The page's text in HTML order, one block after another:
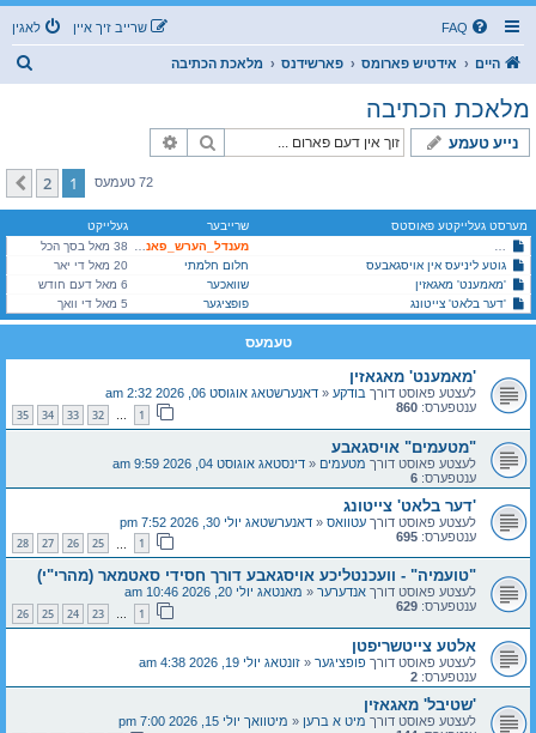
FAQ לאגין שרייב זיך איין
היים אידטיש פארומס פארשידנס מלאכת הכתיבה
מלאכת הכתיבה
נייע טעמע זוך
72 טעמעס 1
2
קומענדיגע
מערסט געלייקטע פאוסטס שרייבער
געלייקט
מענדל_הערש_פאנעט
38 מאל בסך הכל
גוטע ליניעס אין אויסגאבעס
חלום חלמתי
20 מאל די יאר
'מאמענט' מאגאזין
שוואכער
6 מאל דעם חודש
'דער בלאט' צייטונג
פופציגער 5 מאל די וואך
טעמעס
'מאמענט' מאגאזין
לעצטע פאוסט דורך בודקע « דאנערשטאג אוגוסט 06, 2026 2:32 am
ענטפערס: 860
1
…
32
33
34
35
"מטעמים" אויסגאבע
לעצטע פאוסט דורך מטעמים « דינסטאג אוגוסט 04, 2026 9:59 am
ענטפערס: 6
'דער בלאט' צייטונג
לעצטע פאוסט דורך עטוואס « דאנערשטאג יולי 30, 2026 7:52 pm
ענטפערס: 695
1
25
26
27
28
"טועמיה" - וועכנטליכע אויסגאבע דורך חסידי סאטמאר (מהרי"י)
לעצטע פאוסט דורך אנדערער « מאנטאג יולי 20, 2026 10:46 am
ענטפערס: 629
1
…
23
24
25
26
אלטע צייטשריפטן
לעצטע פאוסט דורך פופציגער « זונטאג יולי 19, 2026 4:38 am
ענטפערס: 2
'שטיבל' מאגאזין
לעצטע פאוסט דורך מיט א ברען « מיטוואך יולי 15, 2026 7:00 pm